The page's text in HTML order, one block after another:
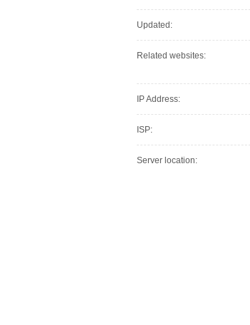
Updated:
Related websites:
IP Address:
ISP:
Server location: